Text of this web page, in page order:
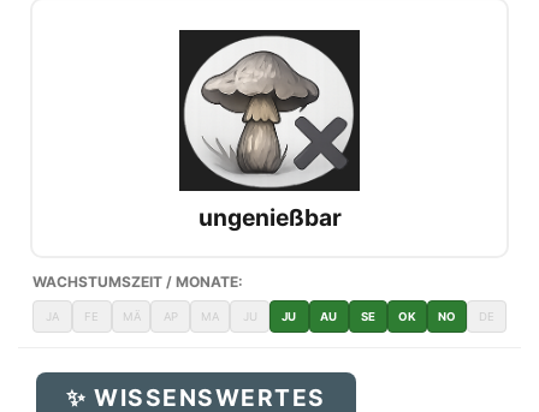
ungenießbar
WACHSTUMSZEIT / MONATE:
JA FE MÄ AP MA JU JU AU SE OK NO DE
✨ WISSENSWERTES